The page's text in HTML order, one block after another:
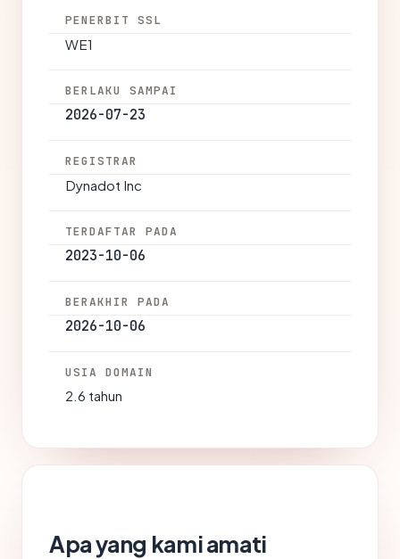
PENERBIT SSL
WE1
BERLAKU SAMPAI
2026-07-23
REGISTRAR
Dynadot Inc
TERDAFTAR PADA
2023-10-06
BERAKHIR PADA
2026-10-06
USIA DOMAIN
2.6 tahun
Apa yang kami amati